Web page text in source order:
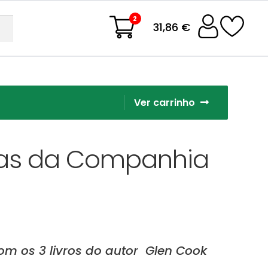
2
31,86 €
Ver carrinho
da Companhia
os 3 livros do autor Glen Cook